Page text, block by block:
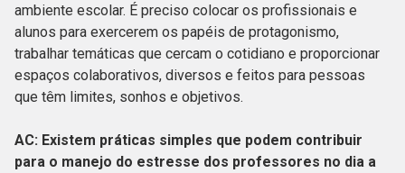
ambiente escolar. É preciso colocar os profissionais e
alunos para exercerem os papéis de protagonismo,
trabalhar temáticas que cercam o cotidiano e proporcionar
espaços colaborativos, diversos e feitos para pessoas
que têm limites, sonhos e objetivos.
AC: Existem práticas simples que podem contribuir
para o manejo do estresse dos professores no dia a